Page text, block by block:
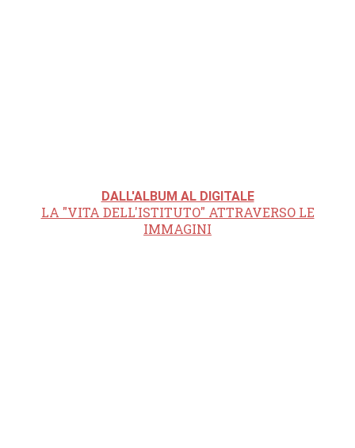
DALL'ALBUM AL DIGITALE
LA "VITA DELL'ISTITUTO" ATTRAVERSO LE
IMMAGINI